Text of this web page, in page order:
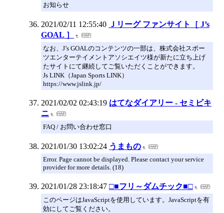
お知らせ
2021/02/11 12:55:40 Ｊリーグ ファンサイト［ J’s
GOAL ］
なお、J’s GOALのコンテンツの一部は、株式会社スポー
ツエンターテイメントアソシエイツ様が新たに立ち上げ
たサイトにて継続してご覧いただくことができます。
Js LINK（Japan Sports LINK）
https://www.jslink.jp/
2021/02/02 02:43:19 はてなダイアリー - セミビキ
ニ
FAQ / お問い合わせ窓口
2021/01/30 13:02:24 うまもの
Error. Page cannot be displayed. Please contact your service
provider for more details. (18)
2021/01/28 23:18:47 □■フリ～ダムチック■□
このページはJavaScriptを使用しています。JavaScriptを有
効にしてご覧ください。